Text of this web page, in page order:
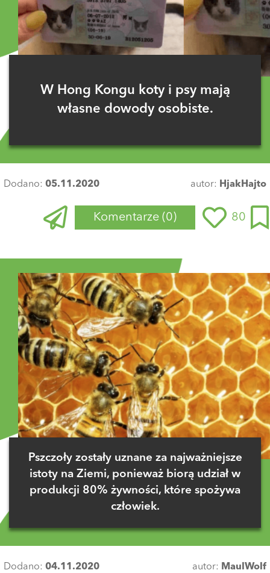
W Hong Kongu koty i psy mają
własne dowody osobiste.
Dodano: 05.11.2020 autor: HjakHajto
Komentarze (0) 80
Pszczoły zostały uznane za najważniejsze
istoty na Ziemi, ponieważ biorą udział w
produkcji 80% żywności, które spożywa
człowiek.
Dodano: 04.11.2020 autor: MaulWolf